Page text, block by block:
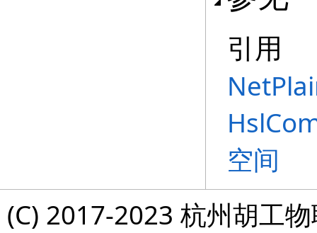
引用
空间
(C) 2017-2023 杭州胡工